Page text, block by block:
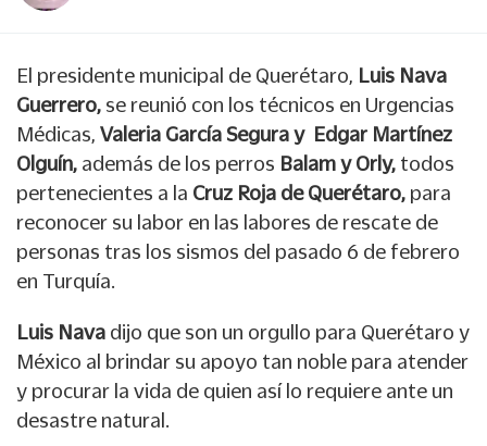
El presidente municipal de Querétaro, Luis Nava
Guerrero, se reunió con los técnicos en Urgencias
Médicas, Valeria García Segura y Edgar Martínez
Olguín, además de los perros Balam y Orly, todos
pertenecientes a la Cruz Roja de Querétaro, para
reconocer su labor en las labores de rescate de
personas tras los sismos del pasado 6 de febrero
en Turquía.
Luis Nava dijo que son un orgullo para Querétaro y
México al brindar su apoyo tan noble para atender
y procurar la vida de quien así lo requiere ante un
desastre natural.